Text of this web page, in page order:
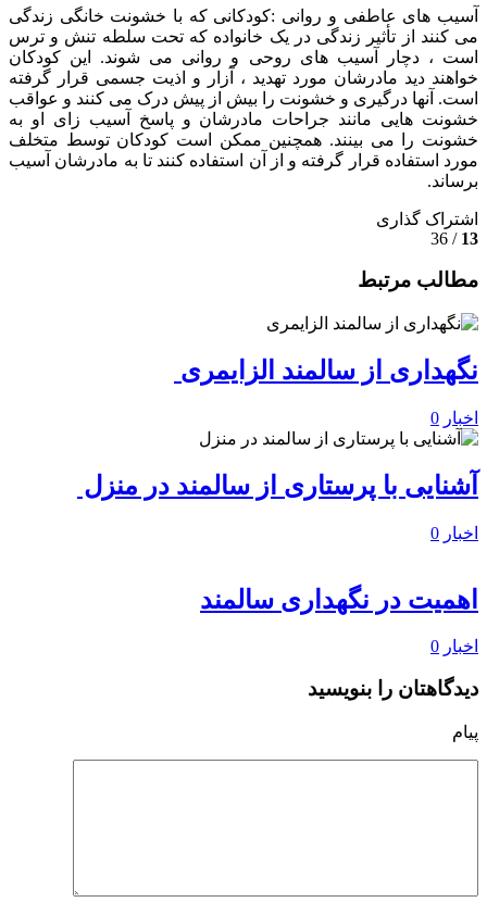
آسیب های عاطفی و روانی :کودکانی که با خشونت خانگی زندگی
می کنند از تأثیر زندگی در یک خانواده که تحت سلطه تنش و ترس
است ، دچار آسیب های روحی و روانی می شوند. این کودکان
خواهند دید مادرشان مورد تهدید ، آزار و اذیت جسمی قرار گرفته
است. آنها درگیری و خشونت را بیش از پیش درک می کنند و عواقب
خشونت هایی مانند جراحات مادرشان و پاسخ آسیب زای او به
خشونت را می بینند. همچنین ممکن است کودکان توسط متخلف
مورد استفاده قرار گرفته و از آن استفاده کنند تا به مادرشان آسیب
برساند.
اشتراک گذاری
13
/ 36
مطالب مرتبط
نگهداری از سالمند الزایمری
اخبار 0
آشنایی با پرستاری از سالمند در منزل
اخبار 0
اهمیت در نگهداری سالمند
اخبار 0
دیدگاهتان را بنویسید
پیام